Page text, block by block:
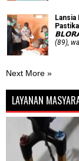
Lansia
𝗕𝗟𝗢𝗥𝗔
(89),
Next More »
LAYANAN